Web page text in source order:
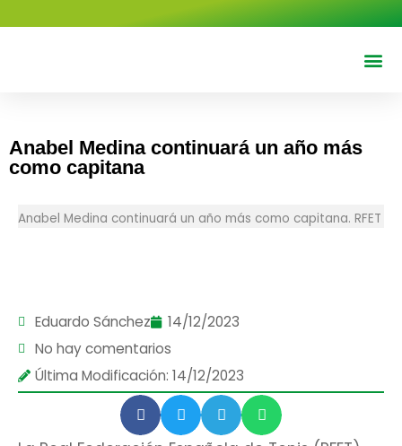
Anabel Medina continuará un año más
como capitana
Anabel Medina continuará un año más como capitana. RFET
Eduardo Sánchez
14/12/2023
No hay comentarios
Última Modificación: 14/12/2023